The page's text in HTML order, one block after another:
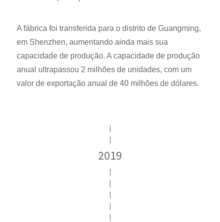
A fábrica foi transferida para o distrito de Guangming,
em Shenzhen, aumentando ainda mais sua
capacidade de produção. A capacidade de produção
anual ultrapassou 2 milhões de unidades, com um
valor de exportação anual de 40 milhões de dólares.
|
|
2019
|
|
|
|
|